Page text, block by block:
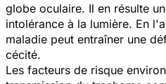
globe oculaire. Il en résulte
intolérance à la lumière. En
maladie peut entraîner une
cécité.
Les facteurs de risque